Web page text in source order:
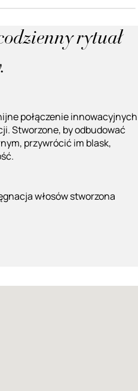
rytuał
połączenie innowacyjnych
Stworzone, by odbudować
przywrócić im blask,
włosów stworzona